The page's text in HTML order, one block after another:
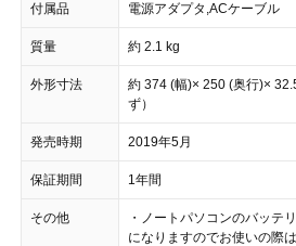
付属品 電源アダプタ,ACケーブル
質量 約 2.1 kg
外形寸法
約 374 (幅)× 250 (奥行)×
ず）
発売時期 2019年5月
保証期間 1年間
その他
・ノートパソコンのバッテ
になりますのでお使いの際